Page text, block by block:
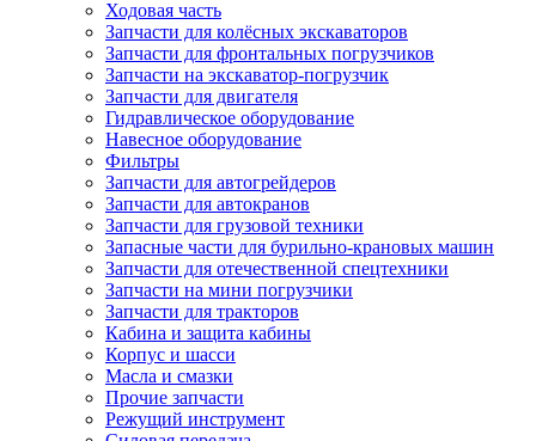
Ходовая часть
Запчасти для колёсных экскаваторов
Запчасти для фронтальных погрузчиков
Запчасти на экскаватор-погрузчик
Запчасти для двигателя
Гидравлическое оборудование
Навесное оборудование
Фильтры
Запчасти для автогрейдеров
Запчасти для автокранов
Запчасти для грузовой техники
Запасные части для бурильно-крановых машин
Запчасти для отечественной спецтехники
Запчасти на мини погрузчики
Запчасти для тракторов
Кабина и защита кабины
Корпус и шасси
Масла и смазки
Прочие запчасти
Режущий инструмент